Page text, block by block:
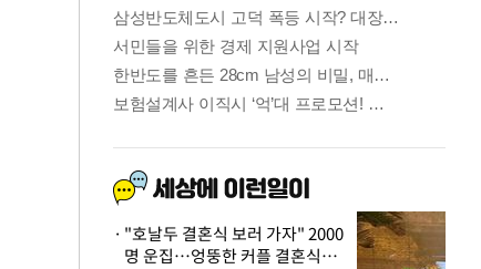
"호날두 결혼식 보러 가자" 2000
명 운집…엉뚱한 커플 결혼식에